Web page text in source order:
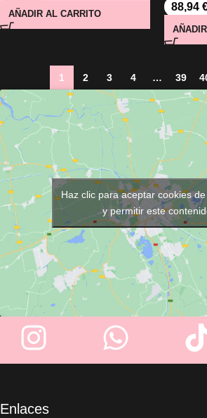
AÑADIR AL CARRITO
88,94
1 2 3 4 … 39
Haz clic para aceptar cookies
y permitir este
Enlaces